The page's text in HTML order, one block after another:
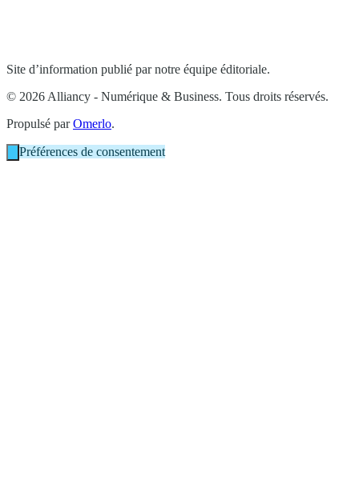
Site d’information publié par notre équipe éditoriale.
© 2026 Alliancy - Numérique & Business. Tous droits réservés.
Propulsé parOmerlo.
Préférences de consentement